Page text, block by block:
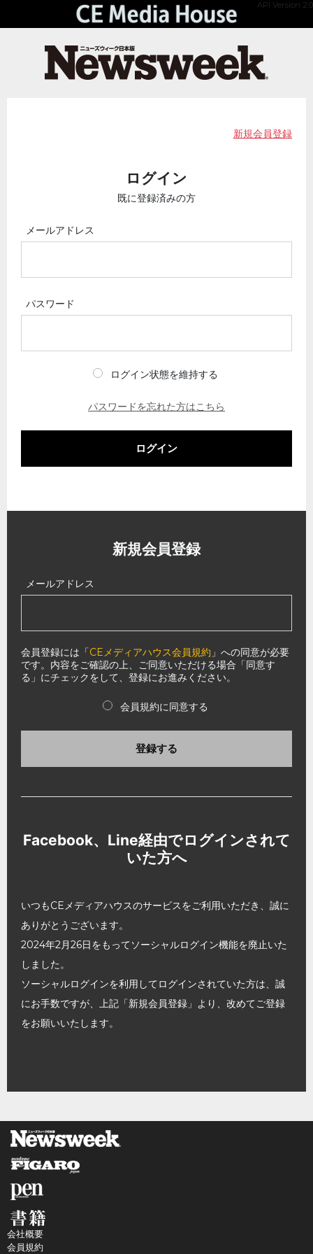
API Version 2.0
新規会員登録
ログイン
既に登録済みの方
メールアドレス
パスワード
ログイン状態を維持する
パスワードを忘れた方はこちら
ログイン
新規会員登録
メールアドレス
会員登録には「CEメディアハウス会員規約 」への同意が必要
です。内容をご確認の上、ご同意いただける場合「同意す
る」にチェックをして、登録にお進みください。
会員規約に同意する
登録する
Facebook、Line経由でログインされて
いた方へ
いつもCEメディアハウスのサービスをご利用いただき、誠に
ありがとうございます。
2024年2月26日をもってソーシャルログイン機能を廃止いた
しました。
ソーシャルログインを利用してログインされていた方は、誠
にお手数ですが、上記「新規会員登録」より、改めてご登録
をお願いいたします。
会社概要
会員規約